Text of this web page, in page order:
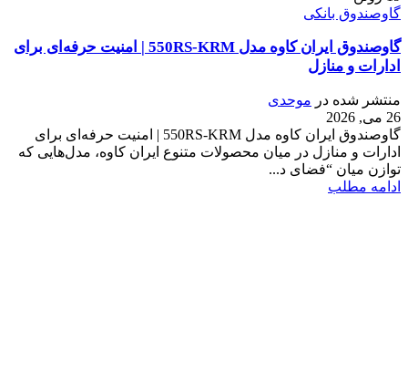
گاوصندوق بانکی
گاوصندوق ایران کاوه مدل 550RS-KRM | امنیت حرفه‌ای برای
ادارات و منازل
منتشر شده در موحدی
26 می, 2026
گاوصندوق ایران کاوه مدل 550RS-KRM | امنیت حرفه‌ای برای
ادارات و منازل در میان محصولات متنوع ایران کاوه، مدل‌هایی که
توازن میان “فضای د...
ادامه مطلب